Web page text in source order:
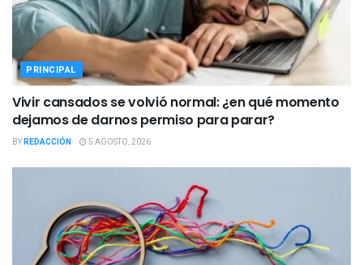
PRINCIPAL
Vivir cansados se volvió normal: ¿en qué momento
dejamos de darnos permiso para parar?
BYREDACCIÓN 5 AGOSTO, 2026